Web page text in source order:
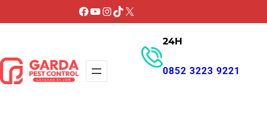
ke
Facebook
YouTube
Instagram
TikTok
X
24H
0852 3223 9221